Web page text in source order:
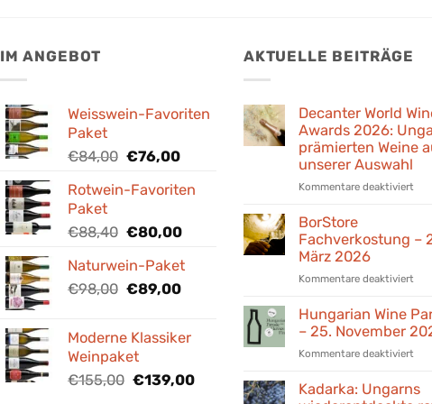
IM ANGEBOT
Weisswein-Favoriten
Paket
€84,00 Ursprünglicher
war:
€76,00Aktueller
ist:
Rotwein-Favoriten
Paket
€88,40 Ursprünglicher
war:
€88,40
€80,00Aktueller
ist:
€80,00.
Naturwein-Paket
€98,00 Ursprünglicher
€98,00
€89,00Aktueller
€89,00.
Moderne Klassiker
Weinpaket
€155,00 Ursprünglicher
€139,00Aktueller
AKTUELLE BEITRÄGE
Decanter World
Awards 2026:
prämierten Weine
unserer Auswahl
Kommentare deaktiviert
aus
BorStore
Fachverkostung –
März 2026
Kommentare deaktiviert
–
März
Hungarian Wine
– 25. November
Kommentare deaktiviert
Wine
Kadarka: Ungarns